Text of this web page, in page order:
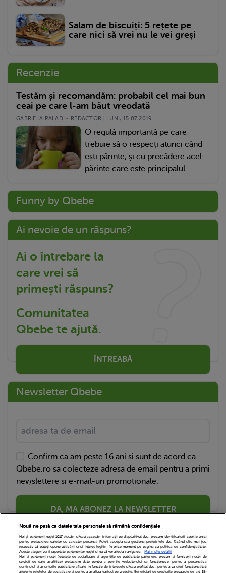
Salam de biscuiți: 5 rețete pe
care nici să vrei nu le vei greși
Recenzie
Testăm și recomandăm: probabil cel mai bun
ceai pe care l-am băut vreodată
GABRIELA PALADI - REDACTOR | LUNI, 15.07.2019
O regulă importantă pe care
trebuie să o respecți atunci când
ești părinte, și cu precădere acel
părinte care este principalul...
Funny by Qbebe
Ai nevoie de un răspuns?
Ai o întrebare la
care vrei să
primești răspuns?
Comunitatea
Qbebe te ajută.
ÎNTREABĂ
Newsletter Qbebe
Confirm ca am peste 16 ani si sunt de acord ca
Qbebe.ro sa colecteze adresa de email pentru a primi
newslettere si e-mail-uri promotionale.
DA, MA ABONEZ LA NEWSLETTER
Nouă ne pasă ca datele tale personale să rămână confidențiale
Noi și partenerii noștri 1017stocăm și/sau accesăm informații pe dispozitivul dvs., precum identificatorii cookie unici
pentru prelucrarea datelor cu caracter personal. Puteți accepta sau gestiona preferințele dvs. făcând clic mai jos,
respectiv vă puteți opune utilizării unui interes legitim în orice moment pe pagina cu politica de confidențialitate.
Aceste alegeri vor fi raportate partenerilor noștri și nu vă vor afecta navigarea.
Mai multe detalii
Noi si partenerii nostri (retelele de socializare si agentiile de publicitate partenere, precum si furnizorii nostri de
servicii de date analitice) prelucram date pentru a permite website-ului sa functioneze, pentru a personaliza
continutul si anunturile publicitare afisate in functie de interesele si/sau profilul dvs., pentru a va oferi functionalitati
aferente retelelor de socializare si pentru a analiza traficul pe website. Beneficiati de drepturile prevazute de art. 15-